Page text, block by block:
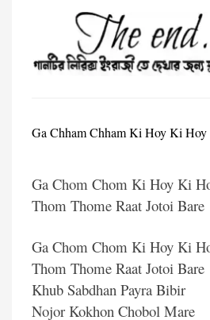
Ga Chham Chham Ki Hoy Ki Hoy
Ga Chom Chom Ki Hoy Ki
Thom Thome Raat Jotoi Bare
Ga Chom Chom Ki Hoy Ki
Thom Thome Raat Jotoi Bare
Khub Sabdhan Payra Bibir
Nojor Kokhon Chobol Mare